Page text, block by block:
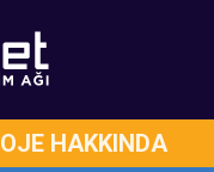
HAKKINDA